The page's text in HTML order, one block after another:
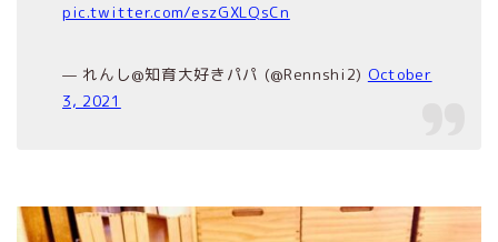
pic.twitter.com/eszGXLQsCn
— れんし@知育大好きパパ (@Rennshi2) October
3, 2021